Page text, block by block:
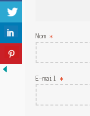
Sauver ou périr
Une baffe et ça repart
Nom *
E-mail *